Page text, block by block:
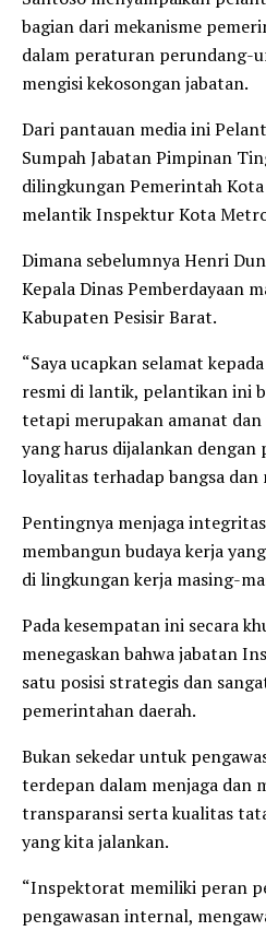
bagian dari mekanisme
dalam peraturan perundang-
mengisi kekosongan jabatan.
Dari pantauan media ini
Sumpah Jabatan Pimpinan
dilingkungan Pemerintah
melantik Inspektur Kota
Dimana sebelumnya Henri
Kepala Dinas Pemberdayaan
Kabupaten Pesisir Barat.
“Saya ucapkan selamat
resmi di lantik, pelantikan ini
tetapi merupakan amanat
yang harus dijalankan dengan
loyalitas terhadap bangsa dan
Pentingnya menjaga
membangun budaya kerja
di lingkungan kerja masing-
Pada kesempatan ini secara
menegaskan bahwa jabatan
satu posisi strategis dan
pemerintahan daerah.
Bukan sekedar untuk
terdepan dalam menjaga dan
transparansi serta kualitas
yang kita jalankan.
“Inspektorat memiliki peran
pengawasan internal,